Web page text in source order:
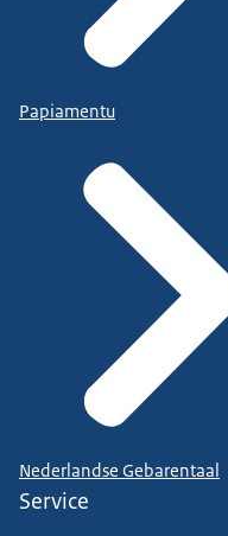
Papiamentu
Nederlandse Gebarentaal
Service